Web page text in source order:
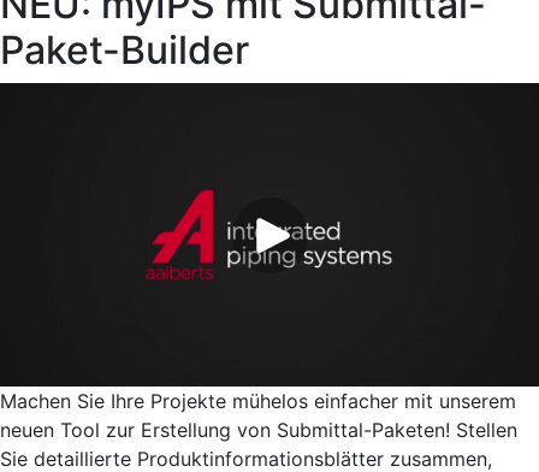
Paket-Builder
Machen Sie Ihre Projekte mühelos einfacher mit unserem
neuen Tool zur Erstellung von Submittal-Paketen! Stellen
Sie detaillierte Produktinformationsblätter zusammen,